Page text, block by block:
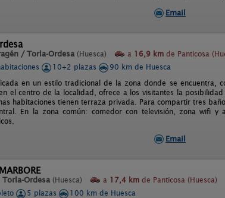
Email
/ Torla-Ordesa (Huesca) a 16,9 km de Panticosa
10+2 plazas
90 km de Huesca
en un estilo tradicional de la zona donde se encuentra,
el centro de la localidad, ofrece a los visitantes la
habitaciones tienen terraza privada. Para compartir tres
En la zona común: comedor con televisión, zona wifi y
Email
Torla-Ordesa (Huesca) a 17,4 km de Panticosa (Huesca)
5 plazas
100 km de Huesca